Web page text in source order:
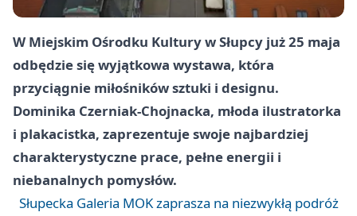
W Miejskim Ośrodku Kultury w Słupcy już 25 maja
odbędzie się wyjątkowa wystawa, która
przyciągnie miłośników sztuki i designu.
Dominika Czerniak-Chojnacka, młoda ilustratorka
i plakacistka, zaprezentuje swoje najbardziej
charakterystyczne prace, pełne energii i
niebanalnych pomysłów.
Słupecka Galeria MOK zaprasza na niezwykłą podróż